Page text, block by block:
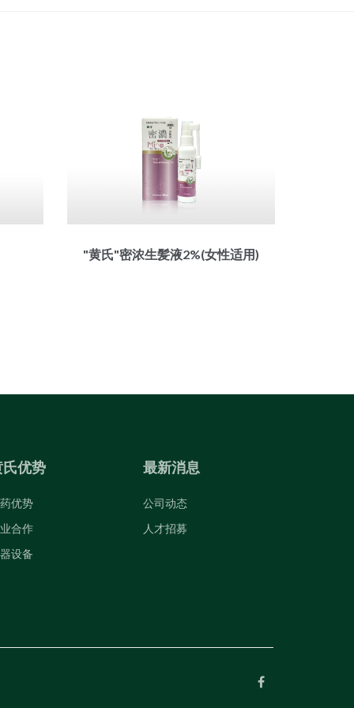
"黄氏"密浓生髪液2%(女性适用)
氏优势
优势
合作
设备
最新消息
公司动态
人才招募